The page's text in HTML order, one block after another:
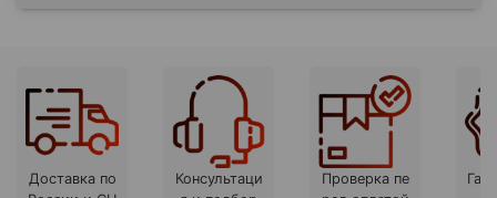
Доставка по
Консультаци
Проверка пе